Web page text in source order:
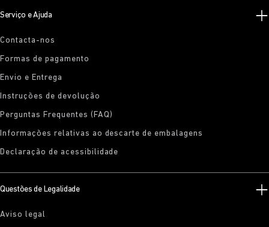
Serviço e Ajuda
Contacta-nos
Formas de pagamento
Envio e Entrega
Instruções de devolução
Perguntas Frequentes (FAQ)
Informações relativas ao descarte de embalagens
Declaração de acessibilidade
Questões de Legalidade
Aviso legal